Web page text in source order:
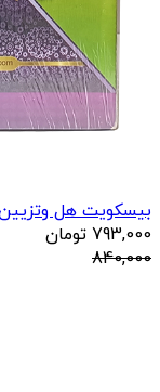
بیسکویت هل
793,000 تومان
840,000